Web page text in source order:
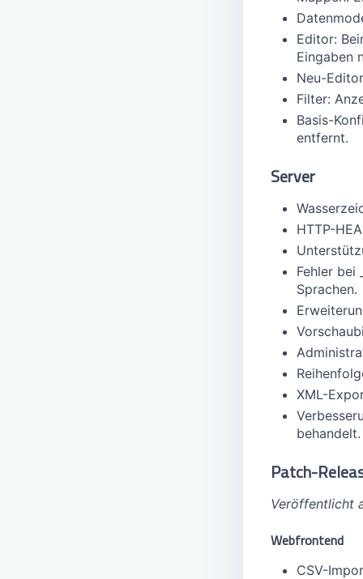
Editor:
Eingaben
Neu-
Filter:
Basis-
entfernt.
Server
HTTP-
Fehler bei
Sprachen.
XML-
Patch-
Veröffentlicht
Webfrontend
CSV-